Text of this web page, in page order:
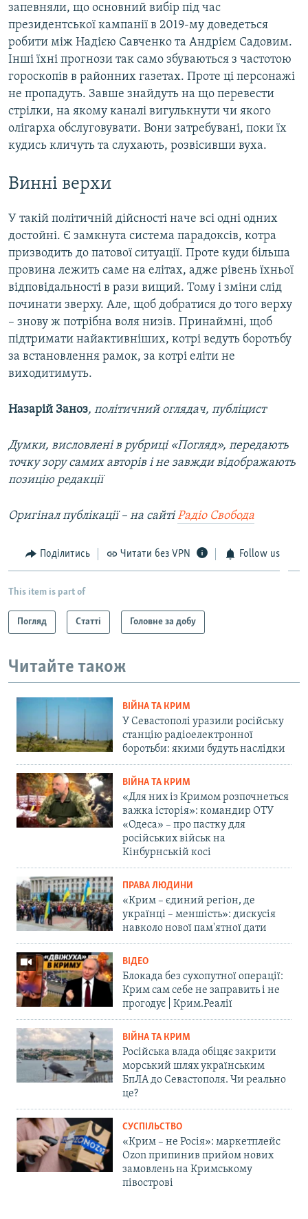
запевняли, що основний вибір під час
президентської кампанії в 2019-му доведеться
робити між Надією Савченко та Андрієм Садовим.
Інші їхні прогнози так само збуваються з частотою
гороскопів в районних газетах. Проте ці персонажі
не пропадуть. Завше знайдуть на що перевести
стрілки, на якому каналі вигулькнути чи якого
олігарха обслуговувати. Вони затребувані, поки їх
кудись кличуть та слухають, розвісивши вуха.
Винні верхи
У такій політичній дійсності наче всі одні одних
достойні. Є замкнута система парадоксів, котра
призводить до патової ситуації. Проте куди більша
провина лежить саме на елітах, адже рівень їхньої
відповідальності в рази вищий. Тому і зміни слід
починати зверху. Але, щоб добратися до того верху
– знову ж потрібна воля низів. Принаймні, щоб
підтримати найактивніших, котрі ведуть боротьбу
за встановлення рамок, за котрі еліти не
виходитимуть.
Назарій Заноз, політичний оглядач, публіцист
Думки, висловлені в рубриці «Погляд», передають
точку зору самих авторів і не завжди відображають
позицію редакції
Оригінал публікації – на сайтіРадіо Свобода
Поділитись Читати без VPN Follow us
This item is part of
Погляд Статті Головне за добу
Читайте також
ВІЙНА ТА КРИМ
У Севастополі уразили російську
станцію радіоелектронної
боротьби: якими будуть наслідки
ВІЙНА ТА КРИМ
«Для них із Кримом розпочнеться
важка історія»: командир ОТУ
«Одеса» – про пастку для
російських військ на
Кінбурнській косі
ПРАВА ЛЮДИНИ
«Крим – єдиний регіон, де
українці – меншість»: дискусія
навколо нової пам'ятної дати
ВІДЕО
Блокада без сухопутної операції:
Крим сам себе не заправить і не
прогодує | Крим.Реалії
ВІЙНА ТА КРИМ
Російська влада обіцяє закрити
морський шлях українським
БпЛА до Севастополя. Чи реально
це?
СУСПІЛЬСТВО
«Крим – не Росія»: маркетплейс
Ozon припинив прийом нових
замовлень на Кримському
півострові